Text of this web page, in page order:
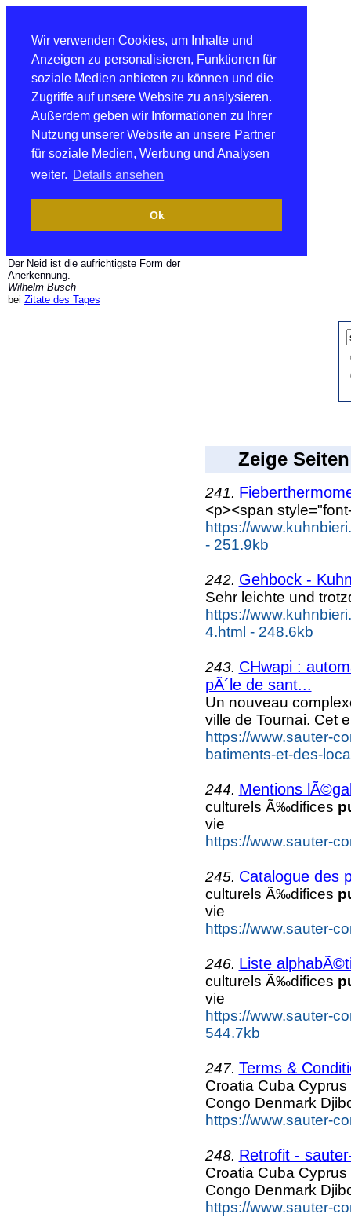
Wir verwenden Cookies, um Inhalte und
Anzeigen zu personalisieren, Funktionen für
soziale Medien anbieten zu können und die
Zugriffe auf unsere Website zu analysieren.
Außerdem geben wir Informationen zu Ihrer
Nutzung unserer Website an unsere Partner
für soziale Medien, Werbung und Analysen
weiter. Details ansehen
Ok
Der Neid ist die aufrichtigste Form der
Anerkennung.
Wilhelm Busch
bei Zitate des Tages
Zeige
241.
<p><span
https://
- 251.9kb
242. Gehbock -
Sehr leichte und
https://
4.html - 248.6kb
243. CHwapi :
pÃ´le de sant...
Un nouveau
ville de Tournai. Cet
https://www.sauter-
batiments-et-des-
244. Mentions
culturels Ã‰difices
vie
https://www.sauter-
245. Catalogue des
culturels Ã‰difices
vie
https://www.sauter-
246. Liste
culturels Ã‰difices
vie
https://www.sauter-
544.7kb
247. Terms &
Croatia Cuba
Congo Denmark
https://www.sauter-
248. Retrofit -
Croatia Cuba
Congo Denmark
https://www.sauter-